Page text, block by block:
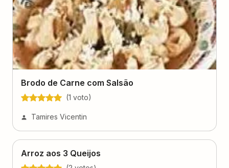
Brodo de Carne com Salsão
(1 voto)
Tamires Vicentin
Arroz aos 3 Queijos